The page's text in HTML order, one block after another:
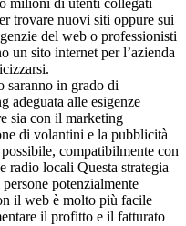
milioni di utenti collegati
trovare nuovi siti oppure sui
del web o professionisti
un sito internet per l’azienda
saranno in grado di
adeguata alle esigenze
sia con il marketing
di volantini e la pubblicità
compatibilmente con
radio locali Questa strategia
potenzialmente
il web è molto più facile
il profitto e il fatturato